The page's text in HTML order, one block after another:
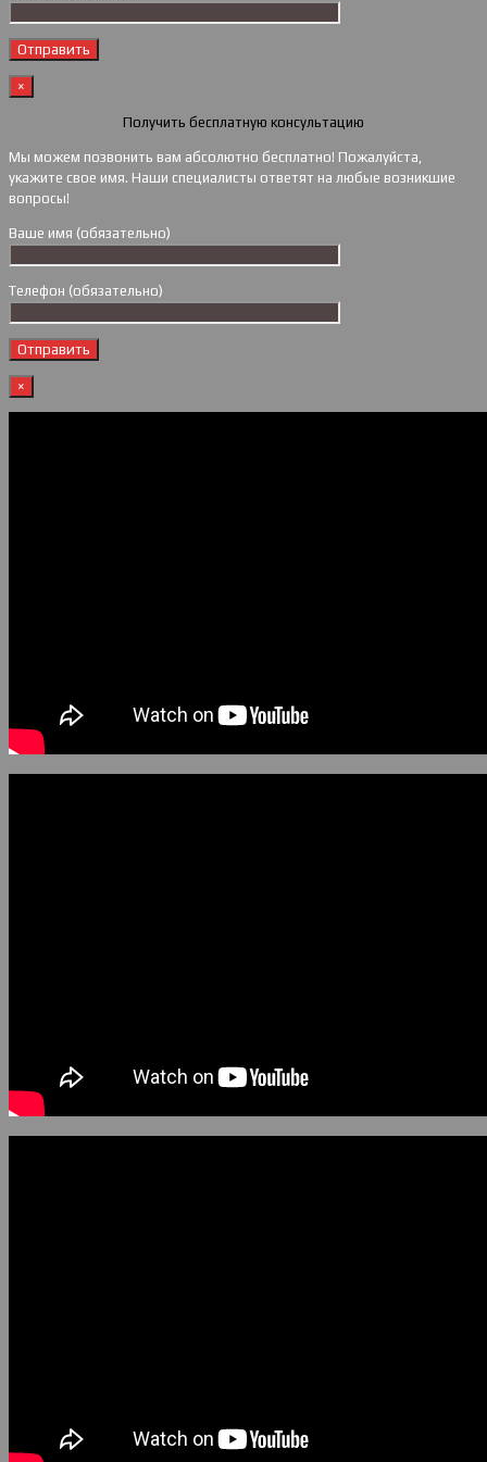
×
Получить бесплатную консультацию
Мы можем позвонить вам абсолютно бесплатно! Пожалуйста,
укажите свое имя. Наши специалисты ответят на любые возникшие
вопросы!
Ваше имя (обязательно)
Телефон (обязательно)
×